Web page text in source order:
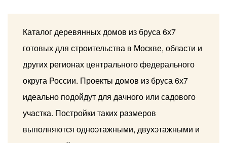
Каталог деревянных домов из бруса 6х7
готовых для строительства в Москве, области и
других регионах центрального федерального
округа России. Проекты домов из бруса 6х7
идеально подойдут для дачного или садового
участка. Постройки таких размеров
выполняются одноэтажными, двухэтажными и